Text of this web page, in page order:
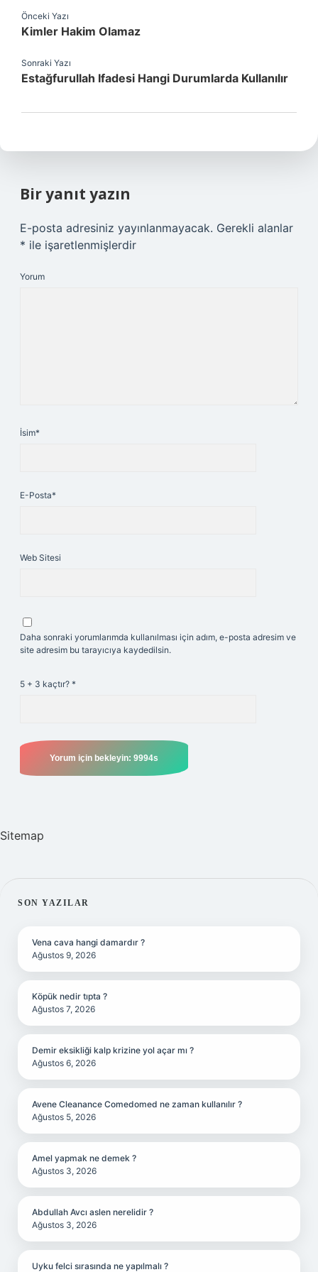
Önceki Yazı
Kimler Hakim Olamaz
Sonraki Yazı
Estağfurullah Ifadesi Hangi Durumlarda Kullanılır
Bir yanıt yazın
E-posta adresiniz yayınlanmayacak. Gerekli alanlar
* ile işaretlenmişlerdir
Yorum
İsim*
E-Posta*
Web Sitesi
Daha sonraki yorumlarımda kullanılması için adım, e-posta adresim ve
site adresim bu tarayıcıya kaydedilsin.
5 + 3 kaçtır? *
Sitemap
SIDEBAR
SON YAZILAR
Vena cava hangi damardır ?
Ağustos 9, 2026
Köpük nedir tıpta ?
Ağustos 7, 2026
Demir eksikliği kalp krizine yol açar mı ?
Ağustos 6, 2026
Avene Cleanance Comedomed ne zaman kullanılır ?
Ağustos 5, 2026
Amel yapmak ne demek ?
Ağustos 3, 2026
Abdullah Avcı aslen nerelidir ?
Ağustos 3, 2026
Uyku felci sırasında ne yapılmalı ?